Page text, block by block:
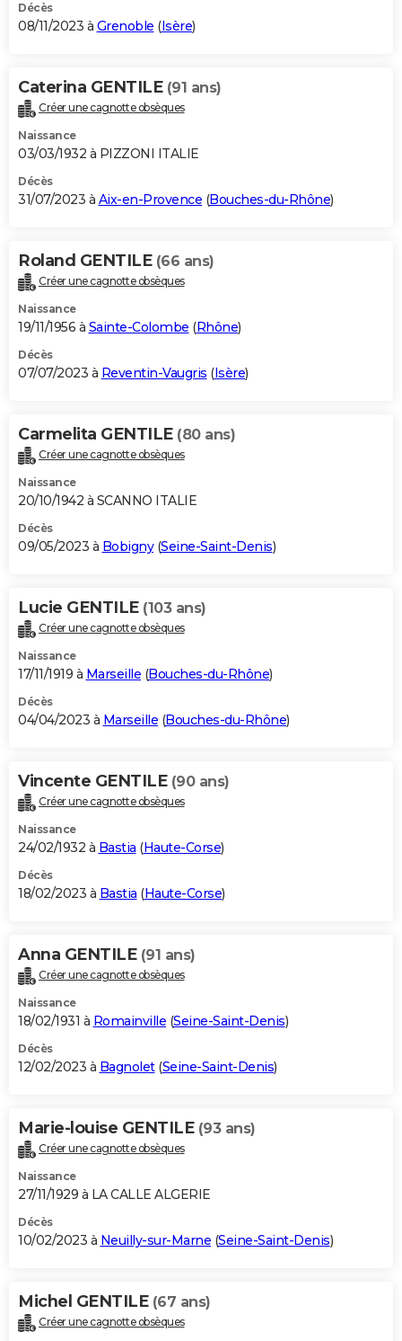
Décès
08/11/2023 à Grenoble (Isère)
Caterina GENTILE (91 ans)
Créer une cagnotte obsèques
Naissance
03/03/1932 à PIZZONI ITALIE
Décès
31/07/2023 à Aix-en-Provence (Bouches-du-Rhône)
Roland GENTILE (66 ans)
Créer une cagnotte obsèques
Naissance
19/11/1956 à Sainte-Colombe (Rhône)
Décès
07/07/2023 à Reventin-Vaugris (Isère)
Carmelita GENTILE (80 ans)
Créer une cagnotte obsèques
Naissance
20/10/1942 à SCANNO ITALIE
Décès
09/05/2023 à Bobigny(Seine-Saint-Denis)
Lucie GENTILE (103 ans)
Créer une cagnotte obsèques
Naissance
17/11/1919 à Marseille (Bouches-du-Rhône)
Décès
04/04/2023 à Marseille (Bouches-du-Rhône)
Vincente GENTILE (90 ans)
Créer une cagnotte obsèques
Naissance
24/02/1932 à Bastia (Haute-Corse)
Décès
18/02/2023 à Bastia (Haute-Corse)
Anna GENTILE (91 ans)
Créer une cagnotte obsèques
Naissance
18/02/1931 à Romainville (Seine-Saint-Denis)
Décès
12/02/2023 à Bagnolet(Seine-Saint-Denis)
Marie-louise GENTILE (93 ans)
Créer une cagnotte obsèques
Naissance
27/11/1929 à LA CALLE ALGERIE
Décès
10/02/2023 à Neuilly-sur-Marne (Seine-Saint-Denis)
Michel GENTILE (67 ans)
Créer une cagnotte obsèques